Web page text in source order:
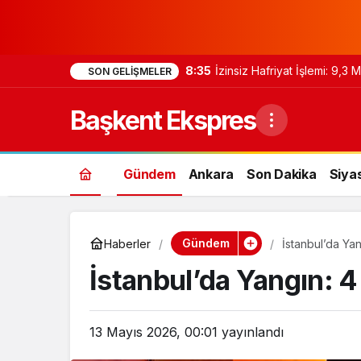
SON GELIŞMELER 8:35 İzinsiz Hafriyat İşlemi: 9,3
Başkent Ekspres
Gündem Ankara Son Dakika
Haberler Gündem İstanbul’da
İstanbul’da Yangın:
13 Mayıs 2026, 00:01 yayınlandı